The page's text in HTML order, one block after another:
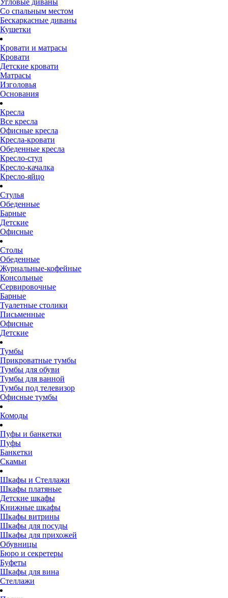
Угловые диваны
Со спальным местом
Бескаркасные диваны
Кушетки
Кровати и матрасы
Кровати
Детские кровати
Матрасы
Изголовья
Основания
Кресла
Все кресла
Офисные кресла
Кресла-кровати
Обеденные кресла
Кресло-стул
Кресло-качалка
Кресло-яйцо
Стулья
Обеденные
Барные
Детские
Офисные
Столы
Обеденные
Журнальные-кофейные
Консольные
Сервировочные
Барные
Туалетные столики
Письменные
Офисные
Детские
Тумбы
Прикроватные тумбы
Тумбы для обуви
Тумбы для ванной
Тумбы под телевизор
Офисные тумбы
Комоды
Пуфы и банкетки
Пуфы
Банкетки
Скамьи
Шкафы и Стеллажи
Шкафы платяные
Детские шкафы
Книжные шкафы
Шкафы витрины
Шкафы для посуды
Шкафы для прихожей
Обувницы
Бюро и секретеры
Буфеты
Шкафы для вина
Стеллажи